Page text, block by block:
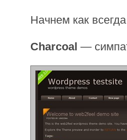
Начнем как
Charcoal —